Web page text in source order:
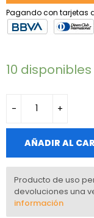
Pagando con tarjetas
10 disponibles
AÑADIR AL
Producto de uso
devoluciones una
información